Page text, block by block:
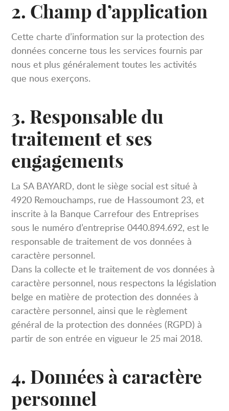
2. Champ d’application
Cette charte d’information sur la protection des
données concerne tous les services fournis par
nous et plus généralement toutes les activités
que nous exerçons.
3. Responsable du
traitement et ses
engagements
La SA BAYARD, dont le siège social est situé à
4920 Remouchamps, rue de Hassoumont 23, et
inscrite à la Banque Carrefour des Entreprises
sous le numéro d’entreprise 0440.894.692, est le
responsable de traitement de vos données à
caractère personnel.
Dans la collecte et le traitement de vos données à
caractère personnel, nous respectons la législation
belge en matière de protection des données à
caractère personnel, ainsi que le règlement
général de la protection des données (RGPD) à
partir de son entrée en vigueur le 25 mai 2018.
4. Données à caractère
personnel